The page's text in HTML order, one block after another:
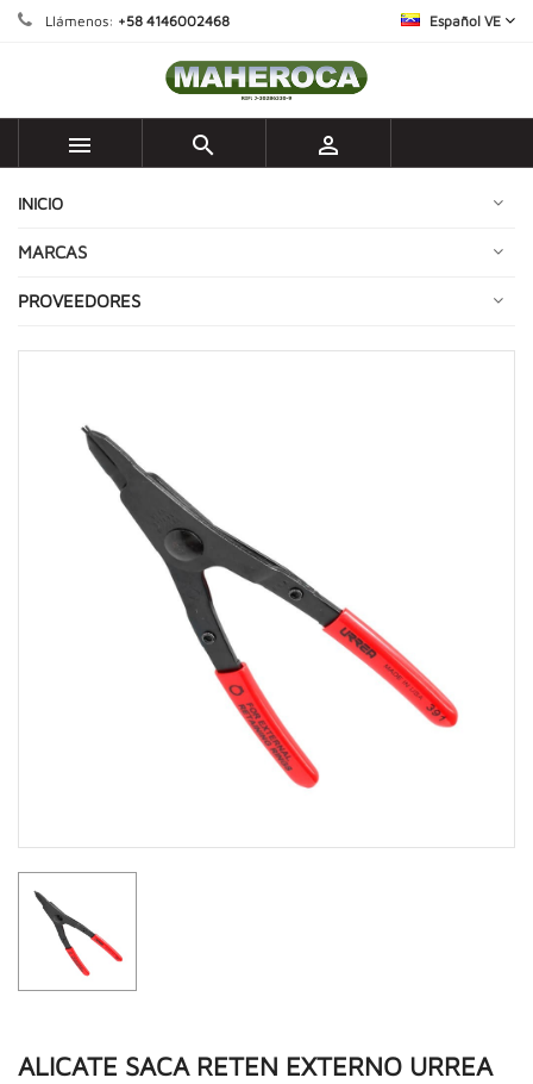
Llámenos: +58 4146002468 Español VE
  
INICIO
MARCAS
PROVEEDORES
ALICATE SACA RETEN EXTERNO URREA